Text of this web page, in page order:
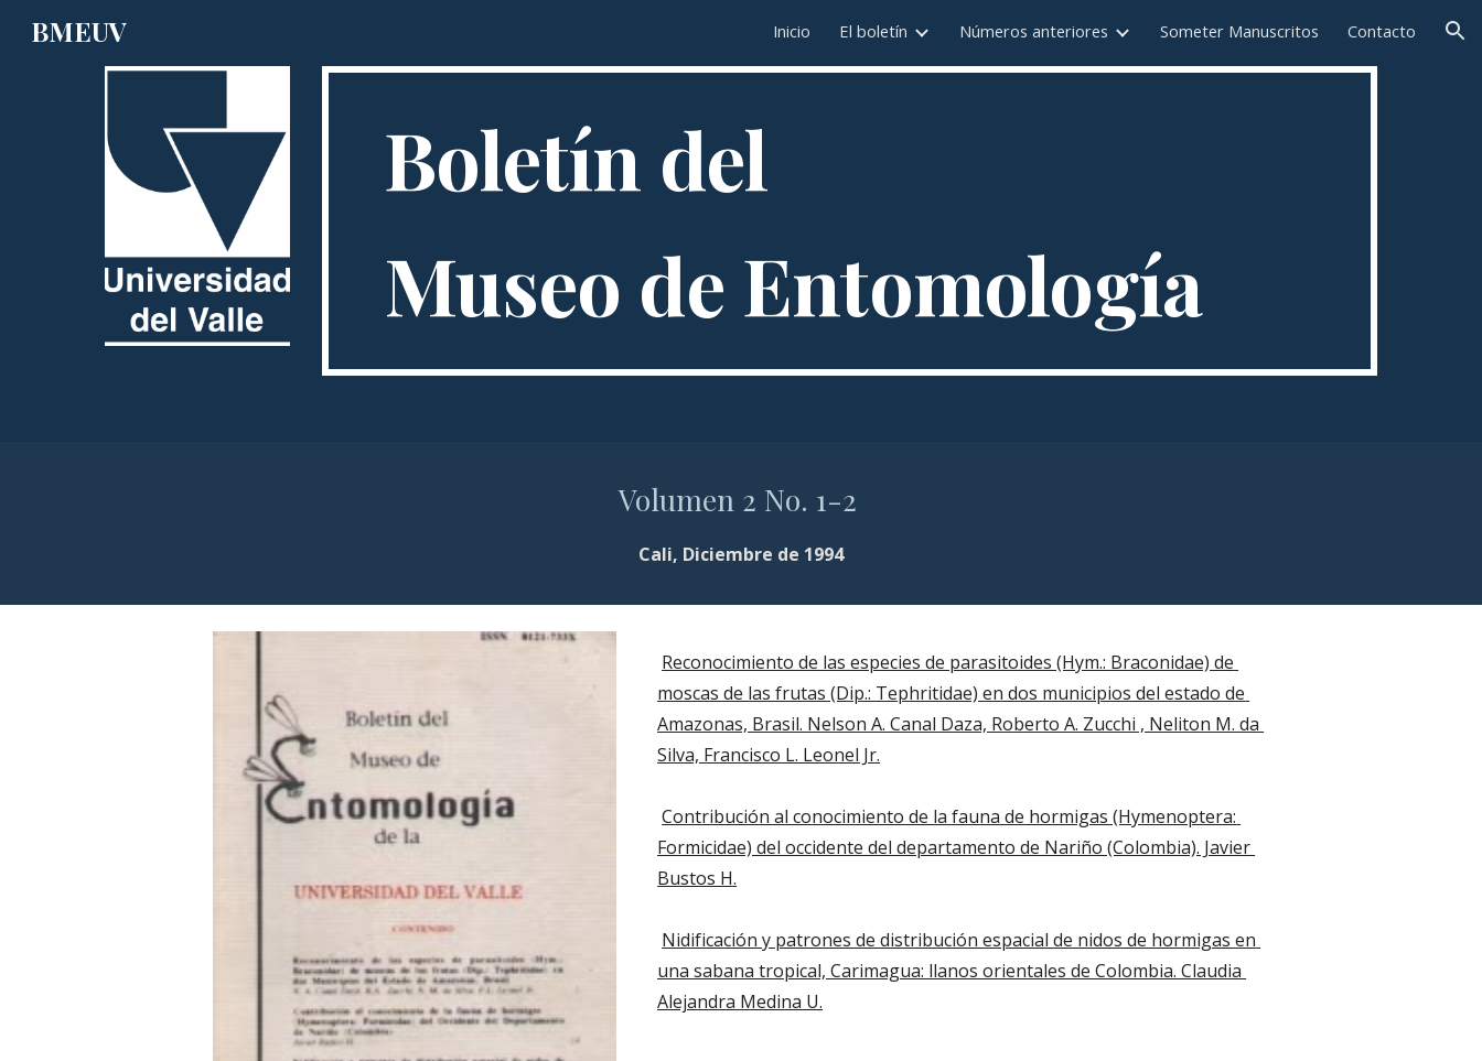
Skip to navigation
BMEUV Inicio El boletín Números anteriores Someter Manuscritos Contacto
Boletín del
Museo de Entomología
Volumen 2 No. 1-2
Cali, Diciembre de 1994
Reconocimiento de las especies de parasitoides (Hym.: Braconidae) de
moscas de las frutas (Dip.: Tephritidae) en dos municipios del estado de
Amazonas, Brasil. Nelson A. Canal Daza, Roberto A. Zucchi , Neliton M. da
Silva, Francisco L. Leonel Jr.
Contribución al conocimiento de la fauna de hormigas (Hymenoptera:
Formicidae) del occidente del departamento de Nariño (Colombia). Javier
Bustos H.
Nidificación y patrones de distribución espacial de nidos de hormigas en
una sabana tropical, Carimagua: llanos orientales de Colombia. Claudia
Alejandra Medina U.